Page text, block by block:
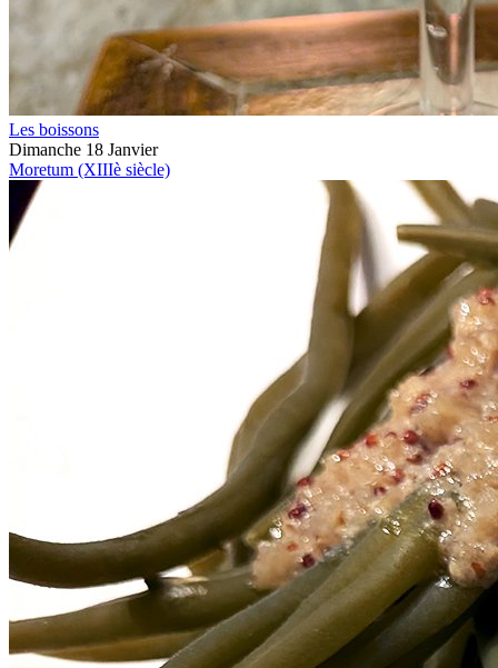
Les boissons
Dimanche 18 Janvier
Moretum (XIIIè siècle)